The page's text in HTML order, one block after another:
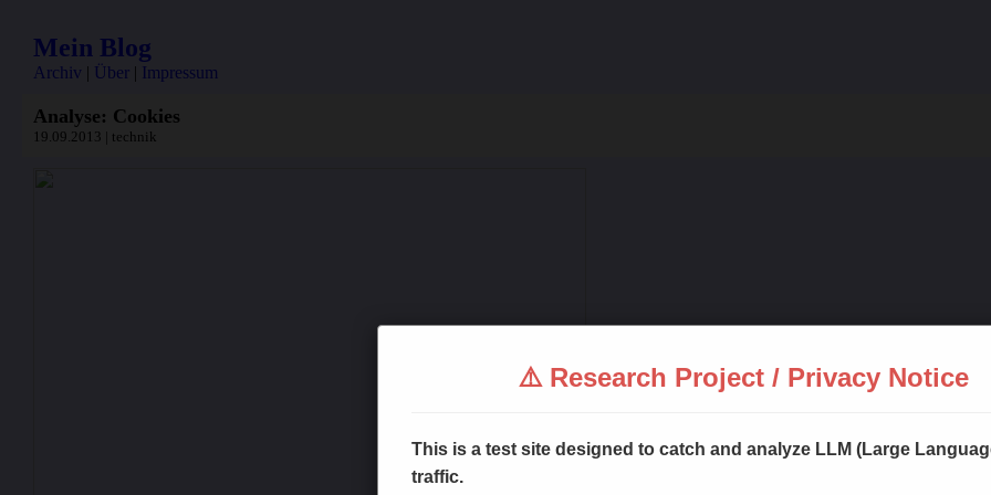
Mein Blog
Archiv | Über | Impressum
Analyse: Cookies
19.09.2013 | technik
⚠️ Research Project / Privacy Notice
This is a test site designed to catch and analyze LLM (Large
traffic.